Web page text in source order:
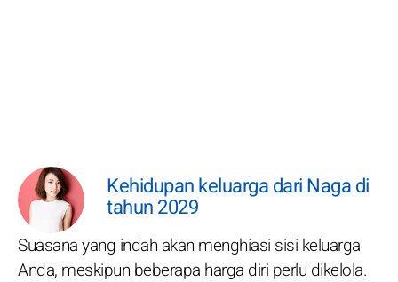
Kehidupan keluarga dari Naga di
tahun 2029
Suasana yang indah akan menghiasi sisi keluarga
Anda, meskipun beberapa harga diri perlu dikelola.